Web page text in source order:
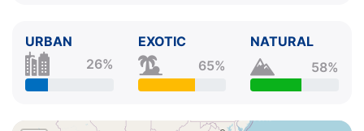
URBAN
26%
EXOTIC
65%
NATURAL
58%